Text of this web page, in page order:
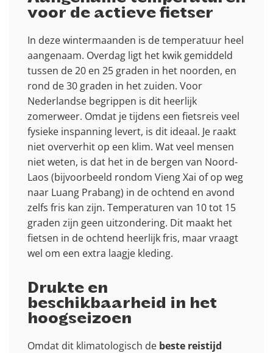
voor de actieve fietser
In deze wintermaanden is de temperatuur heel
aangenaam. Overdag ligt het kwik gemiddeld
tussen de 20 en 25 graden in het noorden, en
rond de 30 graden in het zuiden. Voor
Nederlandse begrippen is dit heerlijk
zomerweer. Omdat je tijdens een fietsreis veel
fysieke inspanning levert, is dit ideaal. Je raakt
niet oververhit op een klim. Wat veel mensen
niet weten, is dat het in de bergen van Noord-
Laos (bijvoorbeeld rondom Vieng Xai of op weg
naar Luang Prabang) in de ochtend en avond
zelfs fris kan zijn. Temperaturen van 10 tot 15
graden zijn geen uitzondering. Dit maakt het
fietsen in de ochtend heerlijk fris, maar vraagt
wel om een extra laagje kleding.
Drukte en
beschikbaarheid in het
hoogseizoen
Omdat dit klimatologisch de beste reistijd